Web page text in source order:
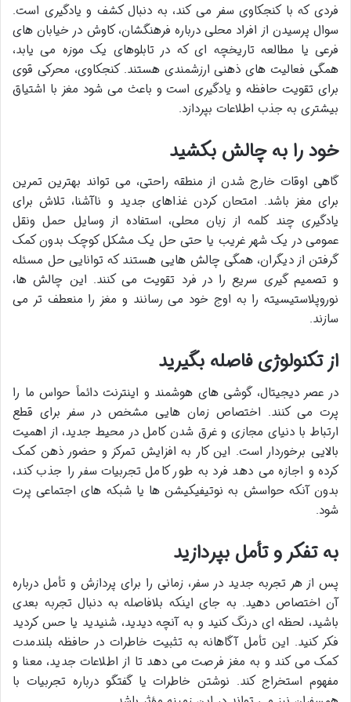
فردی که باکنجکاوی سفر می کند، به دنبال کشف و یادگیری است.
سوال پرسیدن از افراد محلی درباره فرهنگشان، کاوش در خیابان های
فرعی یا مطالعه تاریخچه ای که در تابلوهای یک موزه می یابد،
همگی فعالیت های ذهنی ارزشمندی هستند. کنجکاوی، محرکی قوی
برای تقویت حافظه و یادگیری است و باعث می شود مغز با اشتیاق
بیشتری به جذب اطلاعات بپردازد.
خود را به چالش بکشید
گاهی اوقات خارج شدن از منطقه راحتی، می تواند بهترین تمرین
برای مغز باشد. امتحان کردن غذاهای جدید و ناآشنا، تلاش برای
یادگیری چند کلمه از زبان محلی، استفاده از وسایل حمل ونقل
عمومی در یک شهر غریب یا حتی حل یک مشکل کوچک بدون کمک
گرفتن از دیگران، همگی چالش هایی هستند که توانایی حل مسئله
و تصمیم گیری سریع را در فرد تقویت می کنند. این چالش ها،
نوروپلاستیسیته را به اوج خود می رسانند و مغز را منعطف تر می
سازند.
از تکنولوژی فاصله بگیرید
در عصر دیجیتال، گوشی های هوشمند و اینترنت دائماً حواس ما را
پرت می کنند. اختصاص زمان هایی مشخص در سفر برای قطع
ارتباط با دنیای مجازی و غرق شدن کامل در محیط جدید، از اهمیت
بالایی برخوردار است. این کار به افزایش تمرکز و حضور ذهن کمک
کرده و اجازه می دهد فرد به طور کامل تجربیات سفر را جذب کند،
بدون آنکه حواسش به نوتیفیکیشن ها یا شبکه های اجتماعی پرت
شود.
به تفکر و تأمل بپردازید
پس از هر تجربه جدید در سفر، زمانی را برای پردازش و تأمل درباره
آن اختصاص دهید. به جای اینکه بلافاصله به دنبال تجربه بعدی
باشید، لحظه ای درنگ کنید و به آنچه دیدید، شنیدید یا حس کردید
فکر کنید. این تأمل آگاهانه به تثبیت خاطرات در حافظه بلندمدت
کمک می کند و به مغز فرصت می دهد تا از اطلاعات جدید، معنا و
مفهوم استخراج کند. نوشتن خاطرات یا گفتگو درباره تجربیات با